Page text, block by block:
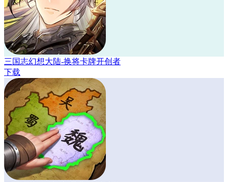
三国志幻想大陆-换将卡牌开创者
下载